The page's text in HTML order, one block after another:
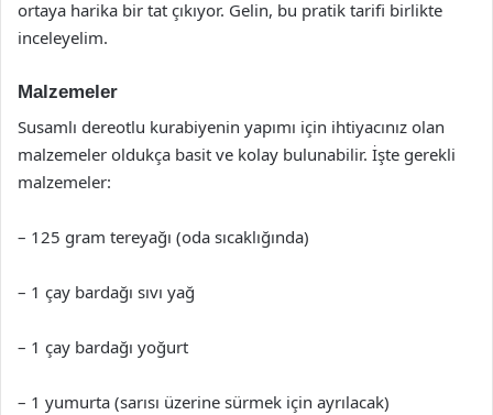
ortaya harika bir tat çıkıyor. Gelin, bu pratik tarifi birlikte
inceleyelim.
Malzemeler
Susamlı dereotlu kurabiyenin yapımı için ihtiyacınız olan
malzemeler oldukça basit ve kolay bulunabilir. İşte gerekli
malzemeler:
– 125 gram tereyağı (oda sıcaklığında)
– 1 çay bardağı sıvı yağ
– 1 çay bardağı yoğurt
– 1 yumurta (sarısı üzerine sürmek için ayrılacak)